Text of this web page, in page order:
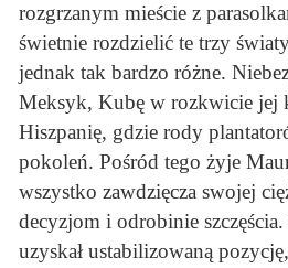
rozgrzanym mieście z
świetnie rozdzielić te trzy
jednak tak bardzo różne.
Meksyk, Kubę w rozkwicie jej
Hiszpanię, gdzie rody
pokoleń. Pośród tego żyje
wszystko zawdzięcza swojej
decyzjom i odrobinie
uzyskał ustabilizowaną